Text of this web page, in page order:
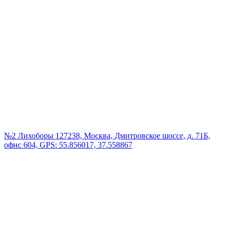
№2 Лихоборы 127238, Москва, Дмитровское шоссе, д. 71Б,
офис 604, GPS: 55.856017, 37.558867